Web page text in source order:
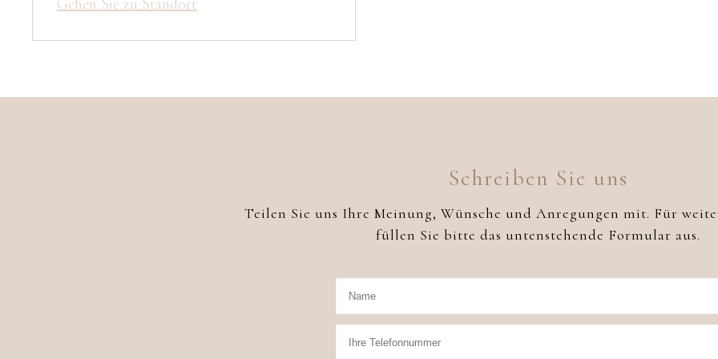
Gehen Sie zu Standort
Schreiben Sie uns
Teilen Sie uns Ihre Meinung, Wünsche und Anregungen mit. Für
füllen Sie bitte das untenstehende Formular aus.